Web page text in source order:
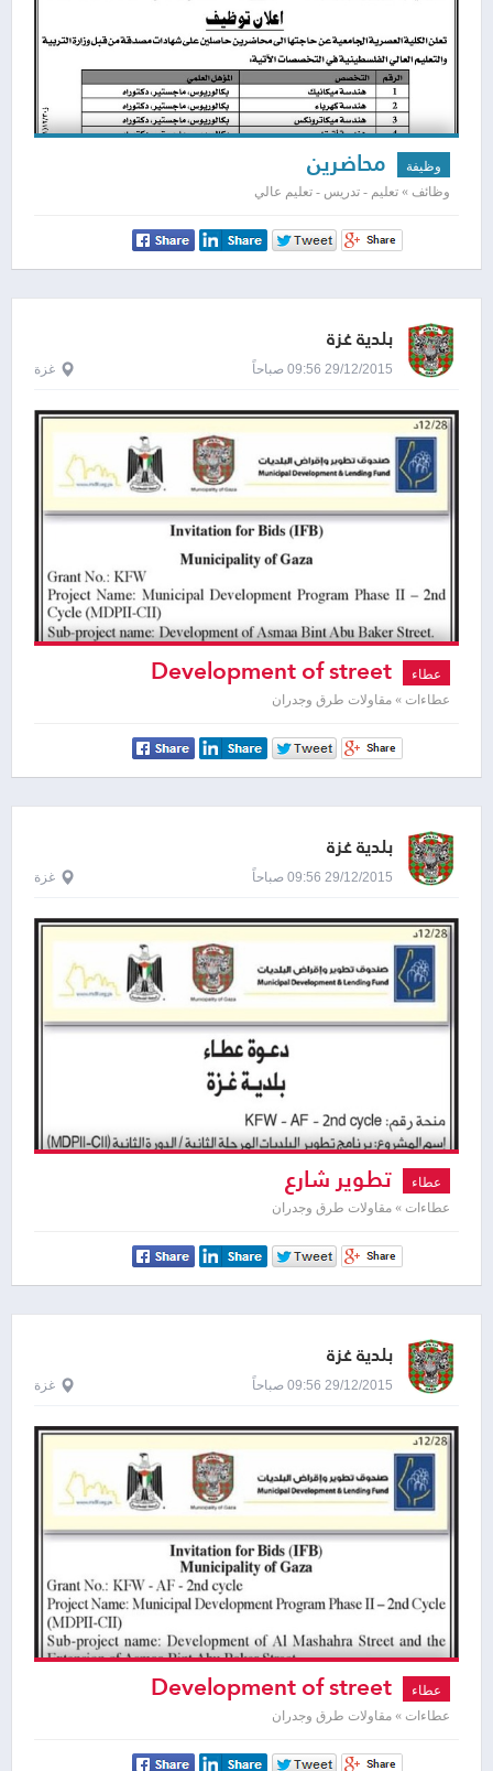
وظيفة محاضرين
وظائف » تعليم - تدريس - تعليم عالي
بلدية غزة
29/12/2015 09:56 صباحاً غزة
عطاء
عطاءات » مقاولات طرق وجدران
بلدية غزة
29/12/2015 09:56 صباحاً غزة
عطاء تطوير شارع
عطاءات » مقاولات طرق وجدران
بلدية غزة
29/12/2015 09:56 صباحاً غزة
عطاء
عطاءات » مقاولات طرق وجدران